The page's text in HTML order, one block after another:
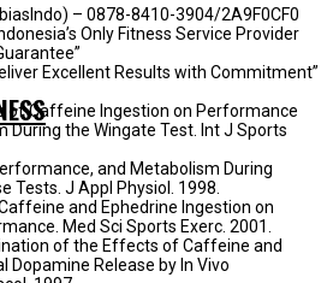
– 0878-8410-3904/2A9F0CF0
Only Fitness Service Provider
Excellent Results with Commitment”
of Caffeine Ingestion on Performance
During the Wingate Test. Int J Sports
and Metabolism During
Tests. J Appl Physiol. 1998.
and Ephedrine Ingestion on
Med Sci Sports Exerc. 2001.
of the Effects of Caffeine and
Release by In Vivo